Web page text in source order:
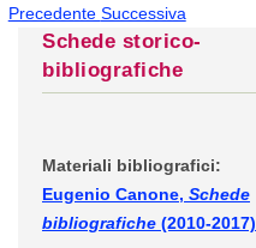
Precedente Successiva
Schede storico-
bibliografiche
Materiali bibliografici:
Eugenio Canone, Schede
bibliografiche (2010-2017)